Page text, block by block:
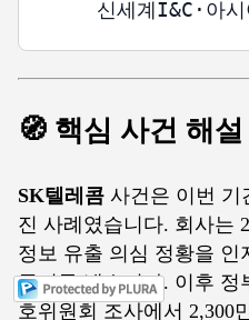
🧭 핵심 사건 해설
SK텔레콤 사건은 이번 기
진 사례였습니다. 회사는
정보 유출 의심 정황을 인
공지를 냈습니다. 이후 정
호위원회 조사에서 2,300